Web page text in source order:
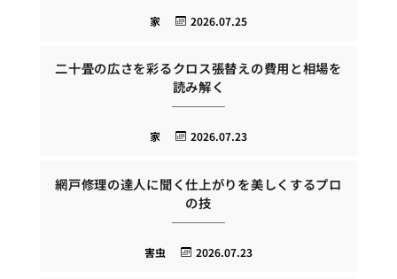
2026.07.25
家
二十畳の広さを彩るクロス張替えの費用と相場を
読み解く
2026.07.23
家
網戸修理の達人に聞く仕上がりを美しくするプロ
の技
2026.07.23
害虫